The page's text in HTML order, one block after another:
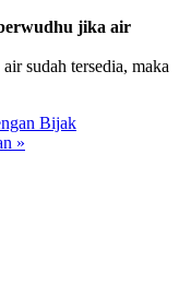
jika air
sudah tersedia, maka
Bijak
»